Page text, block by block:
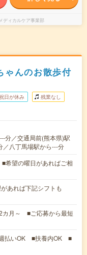
ディカルケア事業部
ゃんのお散歩付
日が休み 残業なし
分／交通局前(熊本県)駅
／八丁馬場駅から---分
希望の曜日があればご相
あれば下記シフトも
カ月～ ■ご応募から最短
払いOK ■扶養内OK ■